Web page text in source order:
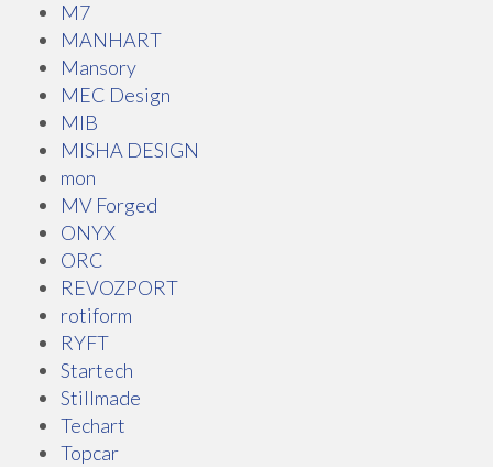
M7
MANHART
Mansory
MEC Design
MIB
MISHA DESIGN
mon
MV Forged
ONYX
ORC
REVOZPORT
rotiform
RYFT
Startech
Stillmade
Techart
Topcar